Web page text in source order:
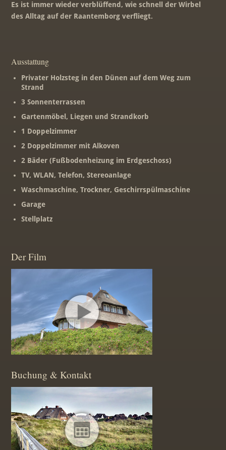
Es ist immer wieder verblüffend, wie schnell der Wirbel
des Alltag auf der Raantemborg verfliegt.
Ausstattung
Privater Holzsteg in den Dünen auf dem Weg zum
Strand
3 Sonnenterrassen
Gartenmöbel, Liegen und Strandkorb
1 Doppelzimmer
2 Doppelzimmer mit Alkoven
2 Bäder (Fußbodenheizung im Erdgeschoss)
TV, WLAN, Telefon, Stereoanlage
Waschmaschine, Trockner, Geschirrspülmaschine
Garage
Stellplatz
Der Film
Buchung & Kontakt